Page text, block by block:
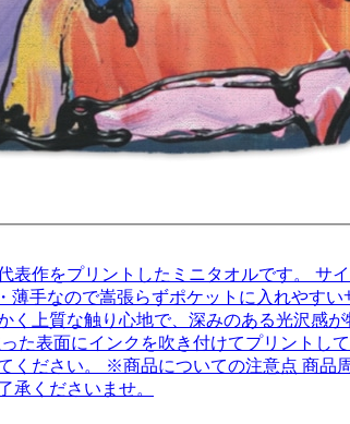
表作をプリントしたミニタオルです。 サ
薄手なので嵩張らずポケットに入れや
く上質な触り心地で、深みのある光沢感
た表面にインクを吹き付けてプリント
ください。 ※商品についての注意点 商
承くださいませ。